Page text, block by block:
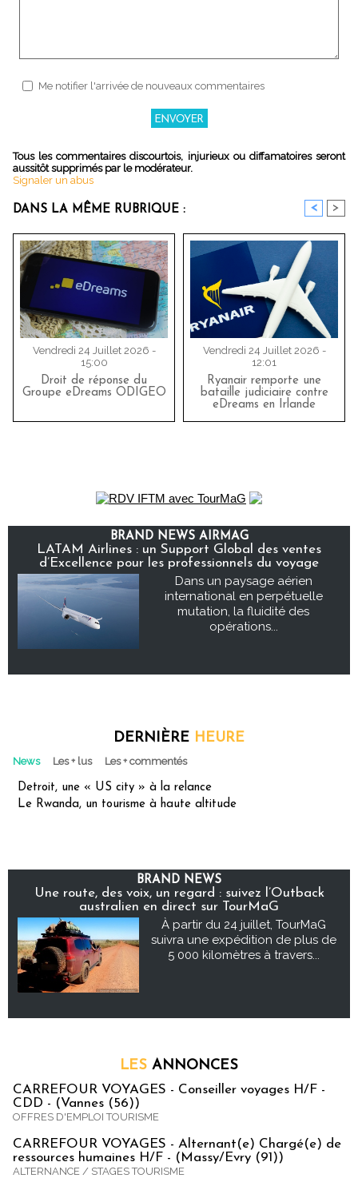
Me notifier l'arrivée de nouveaux commentaires
Tous les commentaires discourtois, injurieux ou diffamatoires seront
aussitôt supprimés par le modérateur.
Signaler un abus
DANS LA MÊME RUBRIQUE : < >
Vendredi 24 Juillet 2026 -
15:00
Droit de réponse du
Groupe eDreams ODIGEO
Vendredi 24 Juillet 2026 -
12:01
Ryanair remporte une
bataille judiciaire contre
eDreams en Irlande
BRAND NEWS AIRMAG
LATAM Airlines : un Support Global des ventes
d’Excellence pour les professionnels du voyage
Dans un paysage aérien
international en perpétuelle
mutation, la fluidité des
opérations...
DERNIÈRE HEURE
News Les + lus Les + commentés
Detroit, une « US city » à la relance
Le Rwanda, un tourisme à haute altitude
BRAND NEWS
Une route, des voix, un regard : suivez l’Outback
australien en direct sur TourMaG
À partir du 24 juillet, TourMaG
suivra une expédition de plus de
5 000 kilomètres à travers...
LES ANNONCES
CARREFOUR VOYAGES - Conseiller voyages H/F -
CDD - (Vannes (56))
OFFRES D'EMPLOI TOURISME
CARREFOUR VOYAGES - Alternant(e) Chargé(e) de
ressources humaines H/F - (Massy/Evry (91))
ALTERNANCE / STAGES TOURISME